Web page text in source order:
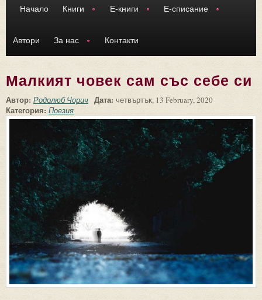
Начало Книги Е-книги Е-списание
Автори За нас Контакти
Малкият човек сам със себе си
Автор: Родолюб Чорич Дата: четвъртък, 13 February, 2020
Категория: Поезия